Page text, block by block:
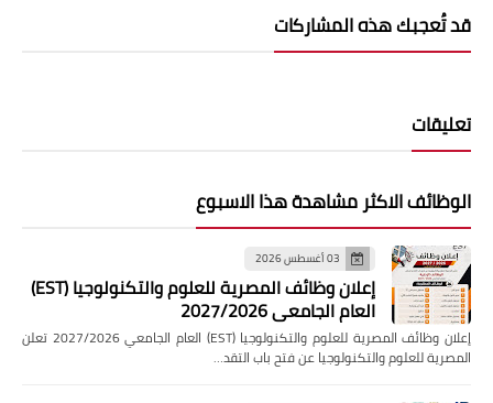
قد تُعجبك هذه المشاركات
تعليقات
الوظائف الاكثر مشاهدة هذا الاسبوع
03 أغسطس 2026
إعلان وظائف المصرية للعلوم والتكنولوجيا (EST)
العام الجامعي 2027/2026
إعلان وظائف المصرية للعلوم والتكنولوجيا (EST) العام الجامعي 2027/2026 تعلن
المصرية للعلوم والتكنولوجيا عن فتح باب التقد…